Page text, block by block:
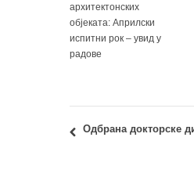
архитектонских
објеката: Априлски
испитни рок – увид у
радове